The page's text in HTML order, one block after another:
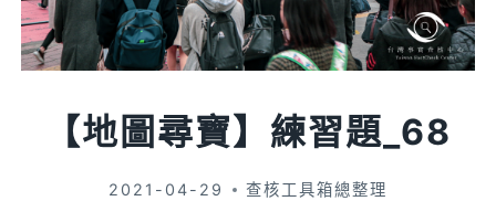
【地圖尋寶】練習題_68
2021-04-29 查核工具箱總整理